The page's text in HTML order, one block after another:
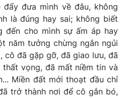
Shorts video
VTV Thể thao
Bất động sản
đưa mình về đâu, không
là đúng hay sai; không biết
đến cho mình sự ấm áp hay
năm tưởng chừng ngắn ngủi
cô đã gặp gỡ, đã giao lưu, đã
vọng, đã mất niềm tin và
Miền đất mới thoạt đầu chỉ
trở thành nơi để cô gắn bó,